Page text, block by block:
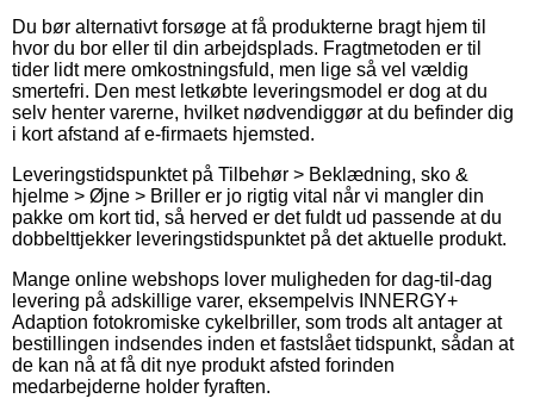
Du bør alternativt forsøge at få produkterne bragt hjem til
hvor du bor eller til din arbejdsplads. Fragtmetoden er til
tider lidt mere omkostningsfuld, men lige så vel vældig
smertefri. Den mest letkøbte leveringsmodel er dog at du
selv henter varerne, hvilket nødvendiggør at du befinder dig
i kort afstand af e-firmaets hjemsted.
Leveringstidspunktet på Tilbehør > Beklædning, sko &
hjelme > Øjne > Briller er jo rigtig vital når vi mangler din
pakke om kort tid, så herved er det fuldt ud passende at du
dobbelttjekker leveringstidspunktet på det aktuelle produkt.
Mange online webshops lover muligheden for dag-til-dag
levering på adskillige varer, eksempelvis INNERGY+
Adaption fotokromiske cykelbriller, som trods alt antager at
bestillingen indsendes inden et fastslået tidspunkt, sådan at
de kan nå at få dit nye produkt afsted forinden
medarbejderne holder fyraften.